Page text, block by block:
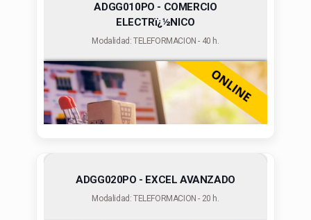
ADGG010PO - COMERCIO
ELECTRï¿½NICO
Modalidad: TELEFORMACION - 40 h.
ADGG020PO - EXCEL AVANZADO
Modalidad: TELEFORMACION - 20 h.